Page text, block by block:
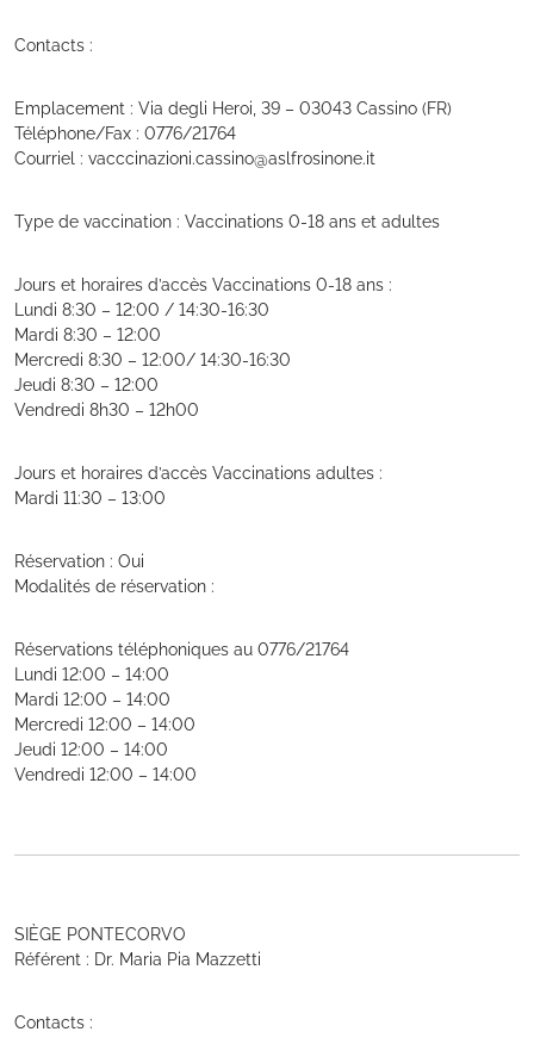
Contacts :
Emplacement : Via degli Heroi, 39 – 03043 Cassino (FR)
Téléphone/Fax : 0776/21764
Courriel : vacccinazioni.cassino@aslfrosinone.it
Type de vaccination : Vaccinations 0-18 ans et adultes
Jours et horaires d’accès Vaccinations 0-18 ans :
Lundi 8:30 – 12:00 / 14:30-16:30
Mardi 8:30 – 12:00
Mercredi 8:30 – 12:00/ 14:30-16:30
Jeudi 8:30 – 12:00
Vendredi 8h30 – 12h00
Jours et horaires d’accès Vaccinations adultes :
Mardi 11:30 – 13:00
Réservation : Oui
Modalités de réservation :
Réservations téléphoniques au 0776/21764
Lundi 12:00 – 14:00
Mardi 12:00 – 14:00
Mercredi 12:00 – 14:00
Jeudi 12:00 – 14:00
Vendredi 12:00 – 14:00
SIÈGE PONTECORVO
Référent : Dr. Maria Pia Mazzetti
Contacts :